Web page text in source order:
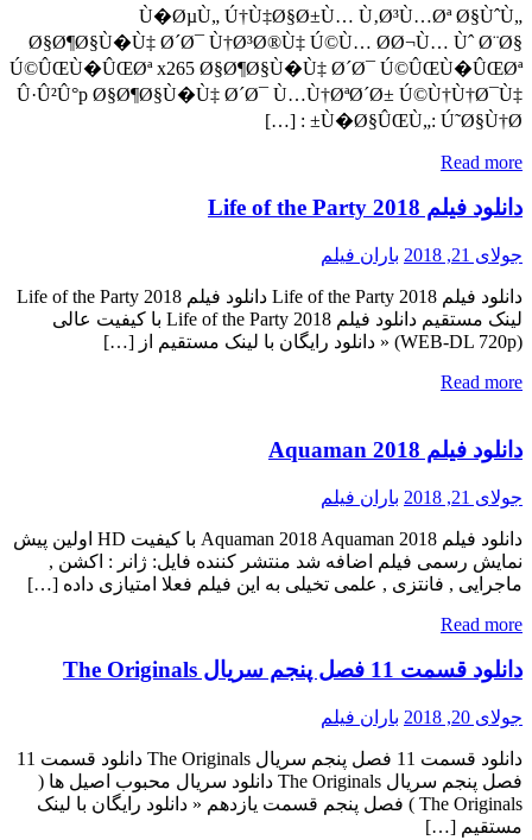
Ù�ØµÙ„ Ú†Ù‡Ø§Ø±Ù… Ù‚Ø³Ù…Øª Ø§ÙˆÙ„
Ø§Ø¶Ø§Ù�Ù‡ Ø´Ø¯ Ù†Ø³Ø®Ù‡ Ú©Ù… Ø­Ø¬Ù… Ùˆ Ø¨Ø§
Ú©ÛŒÙ�ÛŒØª x265 Ø§Ø¶Ø§Ù�Ù‡ Ø´Ø¯ Ú©ÛŒÙ�ÛŒØª
Û·Û²Û°p Ø§Ø¶Ø§Ù�Ù‡ Ø´Ø¯ Ù…Ù†ØªØ´Ø± Ú©Ù†Ù†Ø¯Ù‡
Ù�Ø§ÛŒÙ„: Ú˜Ø§Ù†Ø± : […]
Read more
دانلود فیلم Life of the Party 2018
جولای 21, 2018 باران فیلم
دانلود فیلم Life of the Party 2018 دانلود فیلم Life of the Party 2018
لینک مستقیم دانلود فیلم Life of the Party 2018 با کیفیت عالی
(WEB-DL 720p) « دانلود رایگان با لینک مستقیم از […]
Read more
دانلود فیلم Aquaman 2018
جولای 21, 2018 باران فیلم
دانلود فیلم Aquaman 2018 Aquaman 2018 با کیفیت HD اولین پیش
نمایش رسمی فیلم اضافه شد منتشر کننده فایل: ژانر : اکشن ,
ماجرایی , فانتزی , علمی تخیلی به این فیلم فعلا امتیازی داده […]
Read more
دانلود قسمت 11 فصل پنجم سریال The Originals
جولای 20, 2018 باران فیلم
دانلود قسمت 11 فصل پنجم سریال The Originals دانلود قسمت 11
فصل پنجم سریال The Originals دانلود سریال محبوب اصیل ها (
The Originals ) فصل پنجم قسمت یازدهم « دانلود رایگان با لینک
مستقیم […]